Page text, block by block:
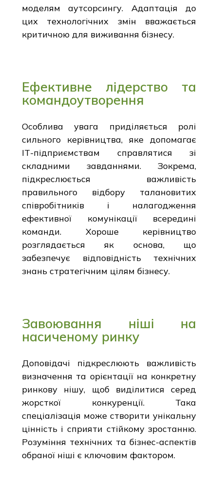
моделям аутсорсингу. Адаптація до
цих технологічних змін вважається
критичною для виживання бізнесу.
Ефективне лідерство та
командоутворення
Особлива увага приділяється ролі
сильного керівництва, яке допомагає
ІТ-підприємствам справлятися зі
складними завданнями. Зокрема,
підкреслюється важливість
правильного відбору талановитих
співробітників і налагодження
ефективної комунікації всередині
команди. Хороше керівництво
розглядається як основа, що
забезпечує відповідність технічних
знань стратегічним цілям бізнесу.
Завоювання ніші на
насиченому ринку
Доповідачі підкреслюють важливість
визначення та орієнтації на конкретну
ринкову нішу, щоб виділитися серед
жорсткої конкуренції. Така
спеціалізація може створити унікальну
цінність і сприяти стійкому зростанню.
Розуміння технічних та бізнес-аспектів
обраної ніші є ключовим фактором.